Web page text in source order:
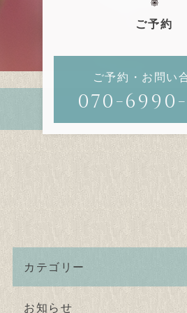
ご予約
ご予約・お問い
070-6990-
カテゴリー
お知らせ